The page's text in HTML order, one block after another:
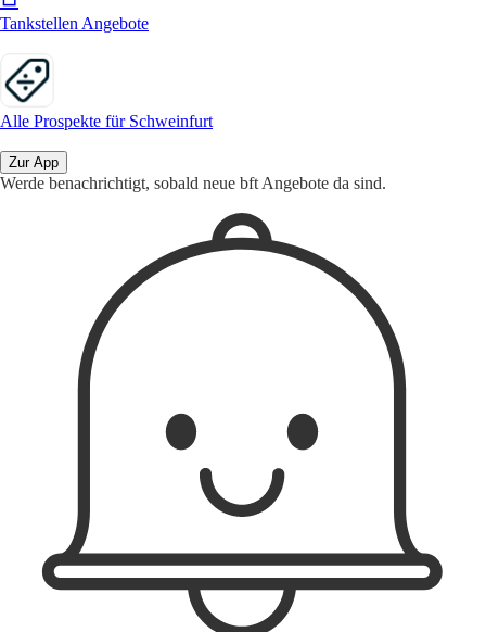
Tankstellen Angebote
Alle Prospekte für Schweinfurt
Zur App
Werde benachrichtigt, sobald neue bft Angebote da sind.